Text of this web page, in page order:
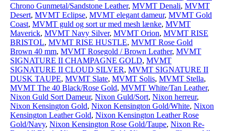
Chrono Gunmetal/Sandstone Leather, MVMT Denali, MVMT
Desert, MVMT Eclipse, MVMT elegant dameur, MVMT Gold
Coast, MVMT guld og sort ur med mesh lænke, MVMT
Maverick, MVMT Navy Silver, MVMT Orion, MVMT RISE
BRISTOL, MVMT RISE HUSTLE, MVMT Rose Gold
Brown 40 mm, MVMT Rosegold / Brown Leather, MVMT
SIGNATURE II CHAMPAGNE GOLD, MVMT
SIGNATURE II CLOUD SILVER, MVMT SIGNATURE II
DUSK TAUPE, MVMT Slate, MVMT Solis, MVMT Stella,
MVMT The 40 Black/Rose Gold, MVMT White/Tan Leather,
Nixon Guld Sort Dameur, Nixon Guld/Sort, Nixon herreur,
Nixon Kensington Gold, Nixon Kensington Gold/White, Nixon
Kensington Leather Gold, Nixon Kensington Leather Rose
Gold/Navy, Nixon Kensington Rose Gold/Taupe, Nixon Re-